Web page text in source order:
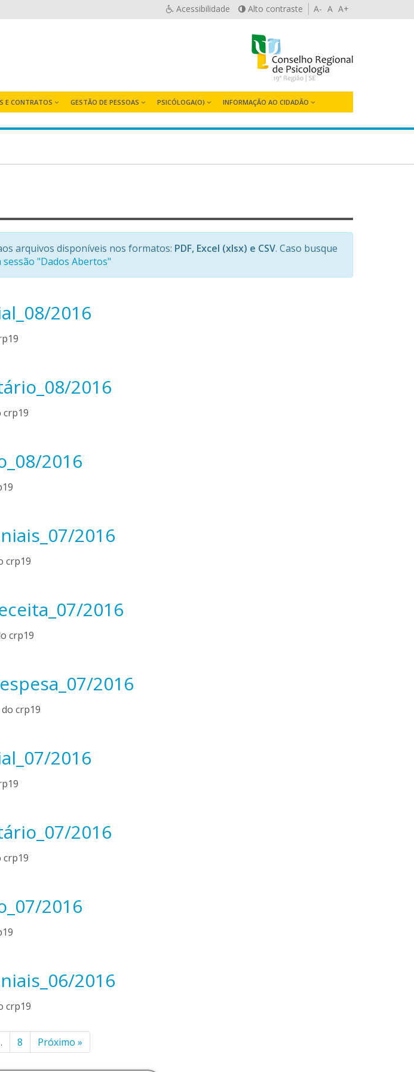
Acessibilidade Alto contraste A- A A+
E CONTRATOS GESTÃO DE PESSOAS PSICÓLOGA(O) INFORMAÇÃO AO CIDADÃO
arquivos disponíveis nos formatos: PDF, Excel (xlsx) e CSV. Caso busque
"Dados Abertos"
2016
2016
crp19
2016
2016
crp19
2016
crp19
2016
crp19
2016
2016
crp19
2016
2016
crp19
8 Próximo »